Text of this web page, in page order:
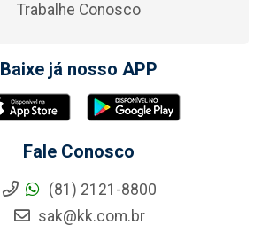
Trabalhe Conosco
Baixe já nosso APP
Fale Conosco
(81) 2121-8800
sak@kk.com.br